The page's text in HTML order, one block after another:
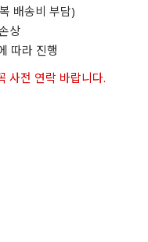
배송비 부담)
상
따라 진행
사전 연락 바랍니다.